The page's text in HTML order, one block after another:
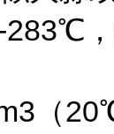
283℃
（